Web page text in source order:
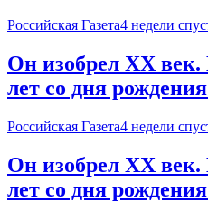
Российская Газета4 недели
Он изобрел XX век.
лет со дня
Российская Газета4 недели
Он изобрел XX век.
лет со дня